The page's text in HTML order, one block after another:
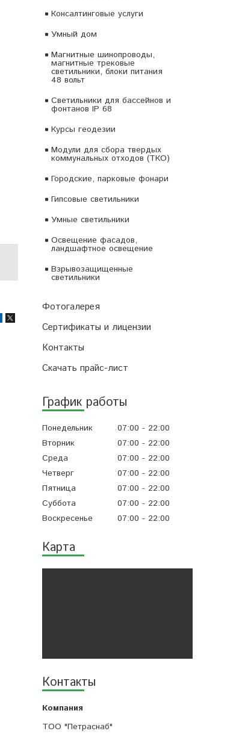
Консалтинговые услуги
Умный дом
Магнитные шинопроводы,
магнитные трековые
светильники, блоки питания
48 вольт
Светильники для бассейнов и
фонтанов IP 68
Курсы геодезии
Модули для сбора твердых
коммунальных отходов (ТКО)
Городские, парковые фонари
Гипсовые светильники
Умные светильники
Освещение фасадов,
ландшафтное освещение
Взрывозащищенные
светильники
Фотогалерея
Сертификаты и лицензии
Контакты
Скачать прайс-лист
График работы
Понедельник 07:00
22:00
Вторник
07:00
22:00
Среда
07:00
22:00
Четверг
07:00
22:00
Пятница
07:00
22:00
Суббота
07:00
22:00
Воскресенье
07:00 22:00
Карта
Контакты
ТОО "Петраснаб"